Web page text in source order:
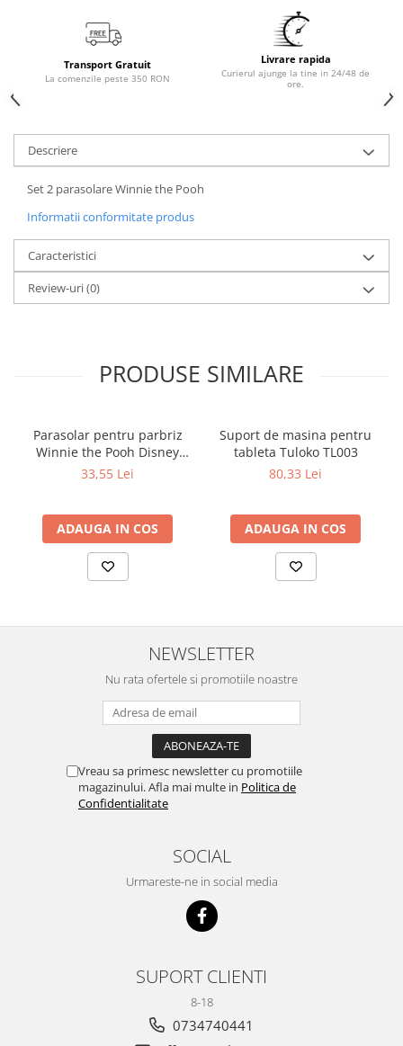
Transport Gratuit
La comenzile peste 350 RON
Livrare rapida
Curierul ajunge la tine in 24/48 de
ore.
Descriere
Set 2 parasolare Winnie the Pooh
Informatii conformitate produs
Caracteristici
Review-uri(0)
PRODUSE SIMILARE
Parasolar pentru parbriz
Winnie the Pooh Disney
Eurasia 26022
33,55 Lei
ADAUGA IN COS
Suport de masina pentru
tableta Tuloko TL003
80,33 Lei
ADAUGA IN COS
NEWSLETTER
Nu rata ofertele si promotiile noastre
Vreau sa primesc newsletter cu promotiile
magazinului. Afla mai multe in Politica de
Confidentialitate
SOCIAL
Urmareste-ne in social media
SUPORT CLIENTI
8-18
0734740441